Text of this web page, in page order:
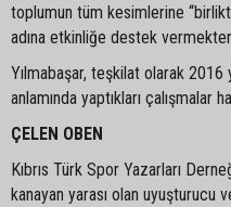
toplumun tüm kesimlerine
adına etkinliğe destek
Yılmabaşar, teşkilat olarak 2016
anlamında yaptıkları çalışmalar
ÇELEN OBEN
Kıbrıs Türk Spor Yazarları
kanayan yarası olan uyuşturucu